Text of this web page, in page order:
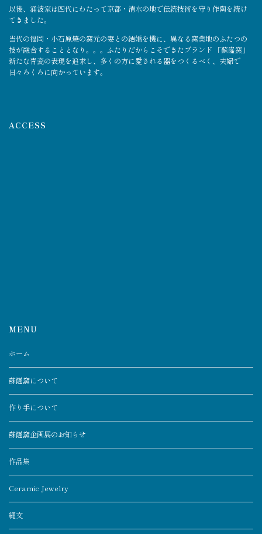
以後、涌波家は四代にわたって京都・清水の地で伝統技術を守り作陶を続け
てきました。
当代の福岡・小石原焼の窯元の妻との結婚を機に、異なる窯業地のふたつの
技が融合することとなり。。。ふたりだからこそできたブランド 「蘇嶐窯」
新たな青瓷の表現を追求し、多くの方に愛される器をつくるべく、夫婦で
日々ろくろに向かっています。
ACCESS
MENU
ホーム
蘇嶐窯について
作り手について
蘇嶐窯企画展のお知らせ
作品集
Ceramic Jewelry
縄文